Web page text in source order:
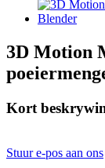
3D Motion
Kort
Stuur e-pos aan ons